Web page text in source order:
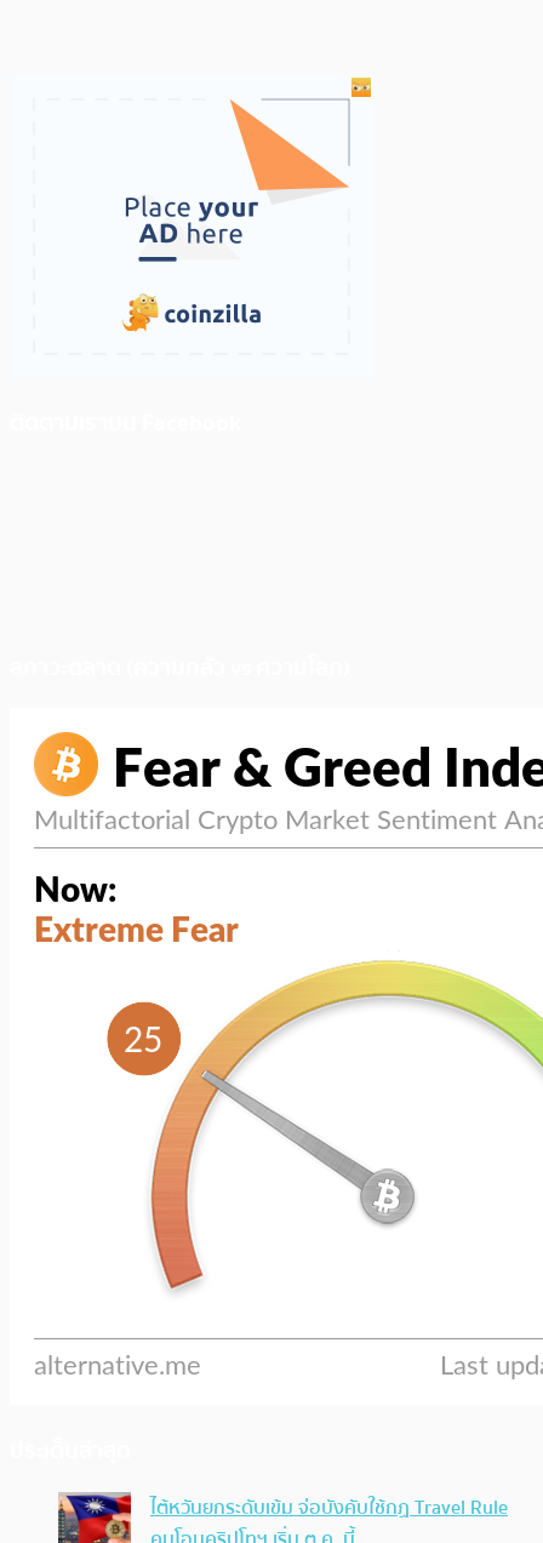
ไต้หวันยกระดับเข้ม จ่อบังคับใช้กฏ Travel Rule